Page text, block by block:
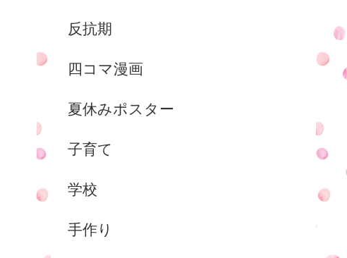
反抗期
四コマ漫画
夏休みポスター
子育て
学校
手作り